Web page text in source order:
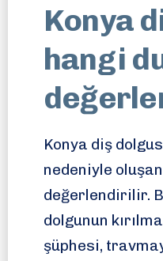
Konya
hangi
Konya diş
nedeniyle
değerlendirilir.
dolgunun
şüphesi,